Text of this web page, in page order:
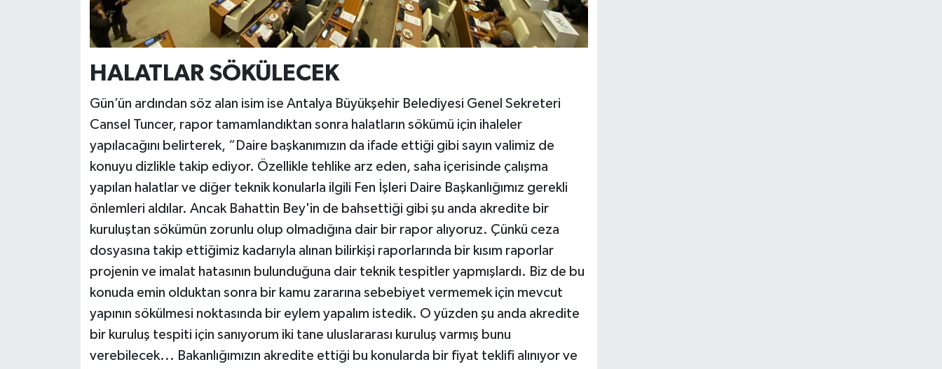
HALATLAR SÖKÜLECEK
Gün’ün ardından söz alan isim ise Antalya Büyükşehir Belediyesi Genel Sekreteri
Cansel Tuncer, rapor tamamlandıktan sonra halatların sökümü için ihaleler
yapılacağını belirterek, “Daire başkanımızın da ifade ettiği gibi sayın valimiz de
konuyu dizlikle takip ediyor. Özellikle tehlike arz eden, saha içerisinde çalışma
yapılan halatlar ve diğer teknik konularla ilgili Fen İşleri Daire Başkanlığımız gerekli
önlemleri aldılar. Ancak Bahattin Bey'in de bahsettiği gibi şu anda akredite bir
kuruluştan sökümün zorunlu olup olmadığına dair bir rapor alıyoruz. Çünkü ceza
dosyasına takip ettiğimiz kadarıyla alınan bilirkişi raporlarında bir kısım raporlar
projenin ve imalat hatasının bulunduğuna dair teknik tespitler yapmışlardı. Biz de bu
konuda emin olduktan sonra bir kamu zararına sebebiyet vermemek için mevcut
yapının sökülmesi noktasında bir eylem yapalım istedik. O yüzden şu anda akredite
bir kuruluş tespiti için sanıyorum iki tane uluslararası kuruluş varmış bunu
verebilecek... Bakanlığımızın akredite ettiği bu konularda bir fiyat teklifi alınıyor ve